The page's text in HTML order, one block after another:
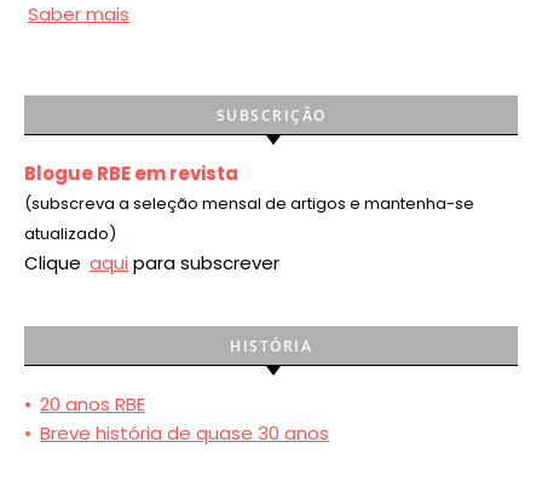
Saber mais
SUBSCRIÇÃO
Blogue RBE em revista
(subscreva a seleção mensal de artigos e mantenha-se
atualizado)
Clique aqui para subscrever
HISTÓRIA
• 20 anos RBE
• Breve história de quase 30 anos